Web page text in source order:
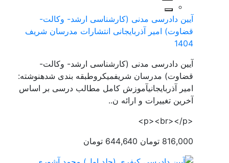
آیین دادرسی مدنی (کارشناسی ارشد- وکالت-
قضاوت) امیر آذربایجانی انتشارات مدرسان شریف
1404
آیین دادرسی مدنی (کارشناسی ارشد- وکالت-
قضاوت) مدرسان شریفمیکروطبقه بندی شدهنوشته:
امیر آذربایجانیآموزش کامل مطالب درسی بر اساس
آخرین تغییرات و ارائه ن..
816,000 تومان
644,640 تومان